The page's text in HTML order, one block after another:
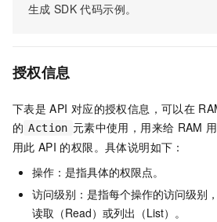
生成 SDK 代码示例。
授权信息
下表是 API 对应的授权信息，可以在
的 Action 元素中使用，用来给 RAM
用此 API 的权限。具体说明如下：
操作：是指具体的权限点。
访问级别：是指每个操作的访问级别
读取（Read）或列出（List）。